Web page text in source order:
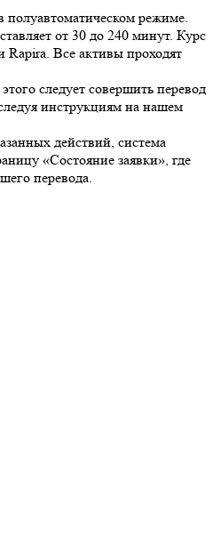
полуавтоматическом режиме.
от 30 до 240 минут. Курс
Rapira. Все активы проходят
следует совершить перевод
инструкциям на нашем
действий, система
«Состояние заявки», где
перевода.